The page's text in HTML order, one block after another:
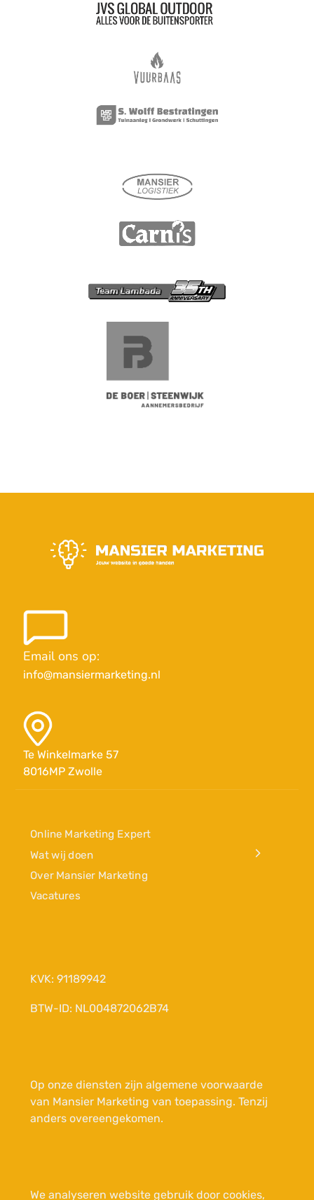
Email ons op:
info@mansiermarketing.nl
Te Winkelmarke 57
8016MP Zwolle
Online Marketing Expert
Wat wij doen
Over Mansier Marketing
Vacatures
KVK: 91189942
BTW-ID: NL004872062B74
Op onze diensten zijn algemene voorwaarde
van Mansier Marketing van toepassing. Tenzij
anders overeengekomen.
We analyseren website gebruik door cookies,